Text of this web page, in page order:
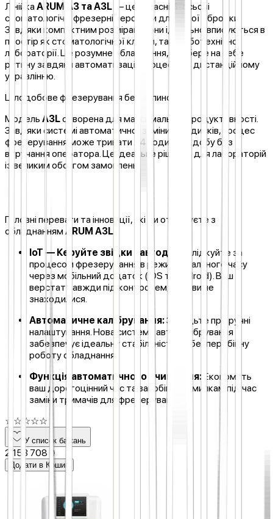
ЛінійкаARUM A3 та A3L — це сучасні 5-осьові
стоматологічні фрезерні верстати для сухої обробки.
Завдяки компактним розмірам, вони ідеально вписуються в
простір як стоматологічної клініки, так і зуботехнічної
лабораторії. Це розумне обладнання, яке бере на себе
рутину завдяки автоматизації процесів та дистанційному
управлінню.
Цілодобове фрезерування без зупинок
Модель A3Lстворена для максимальної продуктивності.
Завдякисистемі автоматичної заміни на 7 дисків, процес
фрезерування може тривати 24 години на добу без
втручання оператора. Це ідеальне рішення для лабораторій
із великим обсягом замовлень.
Головні переваги та інновації, які Ви отримуєте з
обладнаннямARUM A3L:
IoT — Керуйте звідки завгодно:
Слідкуйте за
процесом фрезерування в режимі реального часу
через мобільний додаток (iOS та Android). Ваш
верстат завжди під контролем, де б ви не
знаходилися.
Автоматичне калібрування:Забудьте про ручні
налаштування. Нова система автокалібрування
забезпечує ідеальну стабільність та безперебійну
роботу обладнання.
Функція автоматичного очищення: Економить
ваш дорогоцінний час та запобігає помилкам під час
заміни тримачів для фрезерування.
☆ ☆ ☆☆☆
У список бажань
2 153 708 ₴
Додати в Кошик